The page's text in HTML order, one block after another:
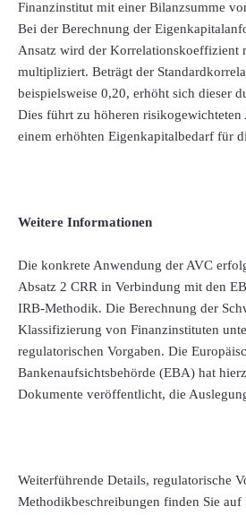
Finanzinstitut mit einer Bilanzsumme
Bei der Berechnung der
Ansatz wird der Korrelationskoeffizient
multipliziert. Beträgt der
beispielsweise 0,20, erhöht sich dieser
Dies führt zu höheren
einem erhöhten Eigenkapitalbedarf für
Weitere Informationen
Die konkrete Anwendung der AVC
Absatz 2 CRR in Verbindung mit den
IRB‑Methodik. Die Berechnung der
Klassifizierung von Finanzinstituten
regulatorischen Vorgaben. Die
Bankenaufsichtsbehörde (EBA) hat
Dokumente veröffentlicht, die
Weiterführende Details, regulatorische
Methodikbeschreibungen finden Sie auf